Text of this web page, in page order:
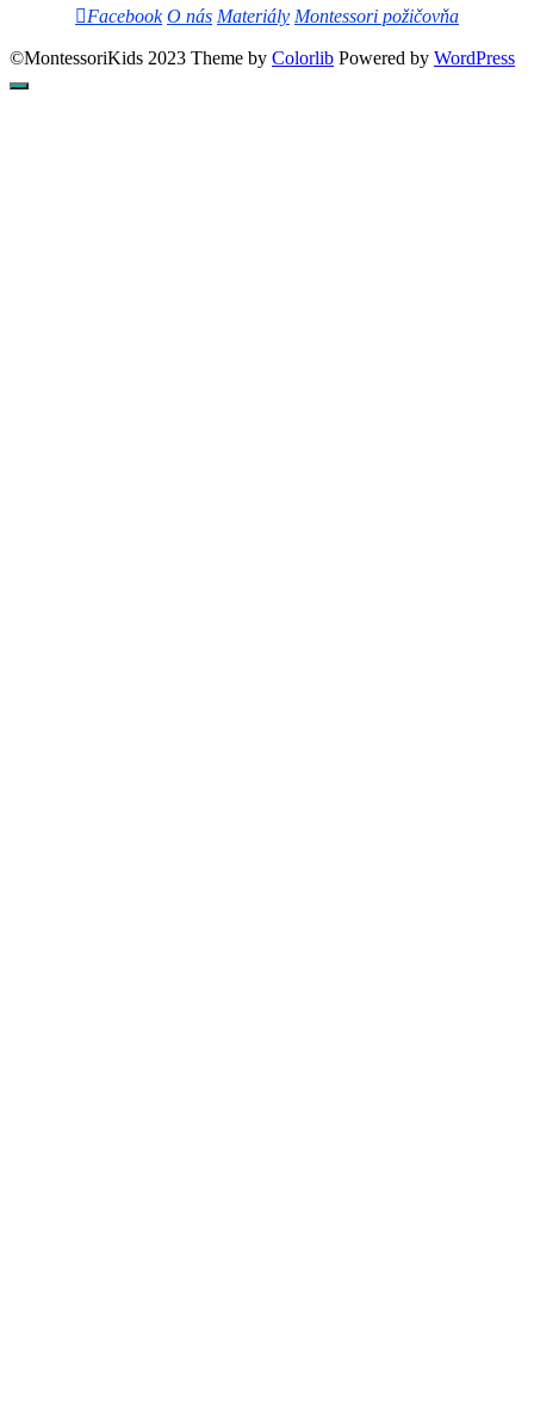
Facebook O nás Materiály Montessori požičovňa
©MontessoriKids 2023 Theme by Colorlib Powered by WordPress